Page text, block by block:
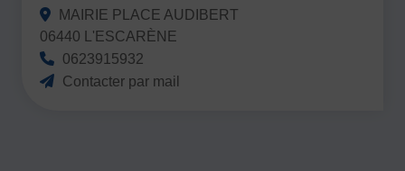
MAIRIE PLACE AUDIBERT
06440 L'ESCARÈNE
0623915932
Contacter par mail